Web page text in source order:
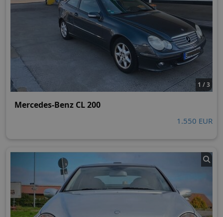
1 / 3
Mercedes-Benz CL 200
1.550 EUR